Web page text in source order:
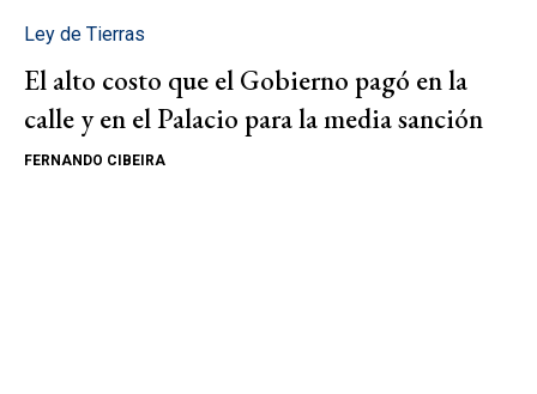
Ley de Tierras
El alto costo que el Gobierno pagó en la
calle y en el Palacio para la media sanción
FERNANDO CIBEIRA